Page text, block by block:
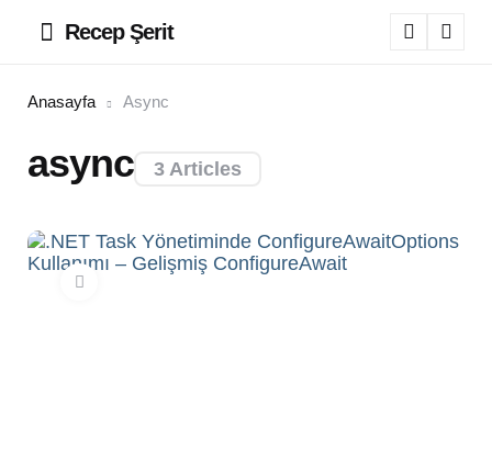
Recep Şerit
Anasayfa Async
3 Articles
async